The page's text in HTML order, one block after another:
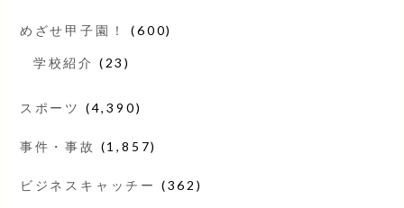
めざせ甲子園！ (600)
学校紹介 (23)
スポーツ (4,390)
事件・事故 (1,857)
ビジネスキャッチー (362)